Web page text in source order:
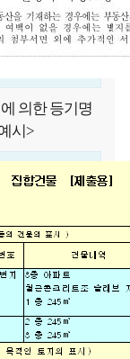
의한 등기명
시>